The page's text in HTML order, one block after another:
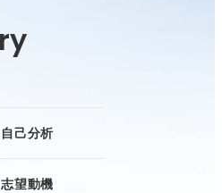
自己分析
志望動機